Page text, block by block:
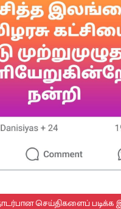
செய்திகளைப் படிக்க